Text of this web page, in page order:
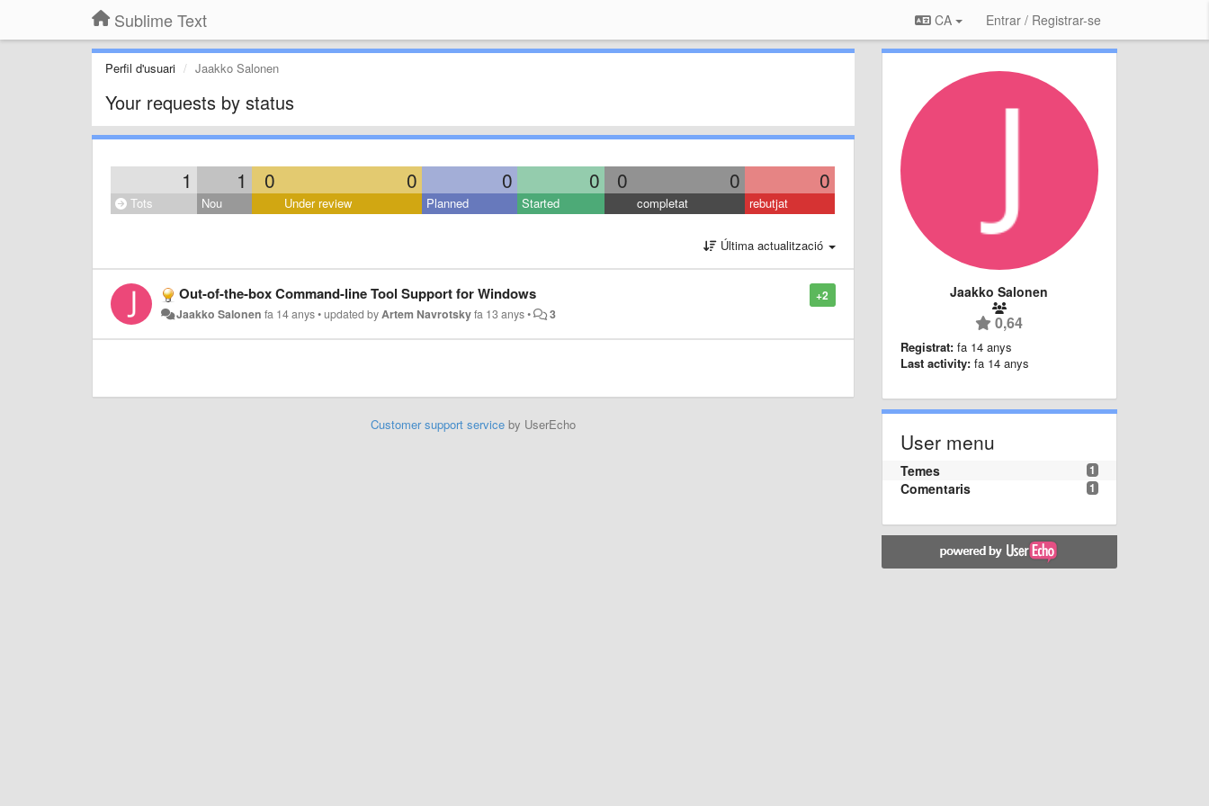
Sublime Text CA Entrar / Registrar-se
Perfil d'usuari Jaakko Salonen
Your requests by status
1 1 0 0 0 0 0 0 0
Tots Nou Under review Planned Started completat rebutjat
Última actualització
+2
Out-of-the-box Command-line Tool Support for Windows
Jaakko Salonen fa 14 anys•updated byArtem Navrotskyfa 13 anys• 3
Customer support serviceby UserEcho
Jaakko Salonen
0,64
Registrat: fa 14 anys
Last activity: fa 14 anys
User menu
1
Temes
1
Comentaris